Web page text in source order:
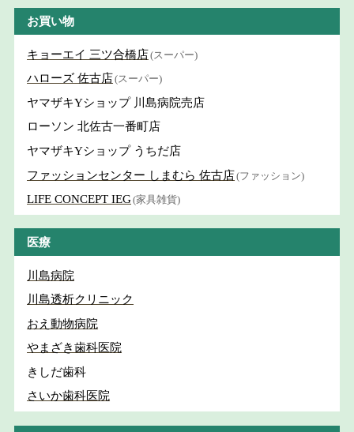
お買い物
キョーエイ 三ツ合橋店(スーパー)
ハローズ 佐古店(スーパー)
ヤマザキYショップ 川島病院売店
ローソン 北佐古一番町店
ヤマザキYショップ うちだ店
ファッションセンター しまむら 佐古店(ファッション)
LIFE CONCEPT IEG(家具雑貨)
医療
川島病院
川島透析クリニック
おえ動物病院
やまざき歯科医院
きしだ歯科
さいか歯科医院